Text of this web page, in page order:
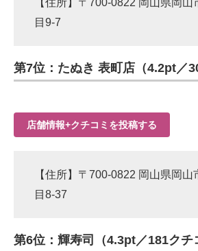
【住所】〒700-0822 岡山県岡
目9-7
第7位：たぬき 表町店（4.2pt／
店舗情報+クチコミを投稿する
【住所】〒700-0822 岡山県岡
目8-37
第6位：輝寿司（4.3pt／181クチ